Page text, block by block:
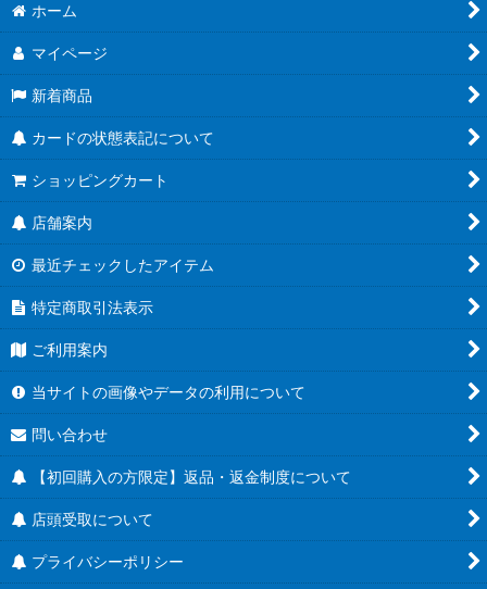
ホーム
マイページ
新着商品
カードの状態表記について
ショッピングカート
店舗案内
最近チェックしたアイテム
特定商取引法表示
ご利用案内
当サイトの画像やデータの利用について
問い合わせ
【初回購入の方限定】返品・返金制度について
店頭受取について
プライバシーポリシー